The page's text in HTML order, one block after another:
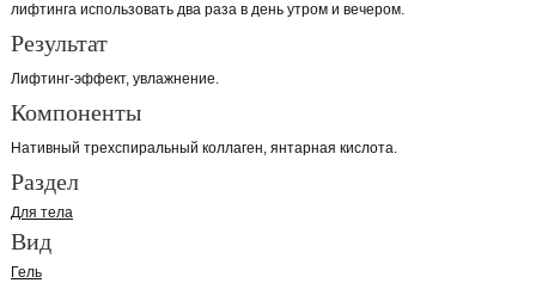
лифтинга использовать два раза в день утром и вечером.
Результат
Лифтинг-эффект, увлажнение.
Компоненты
Нативный трехспиральный коллаген, янтарная кислота.
Раздел
Для тела
Вид
Гель